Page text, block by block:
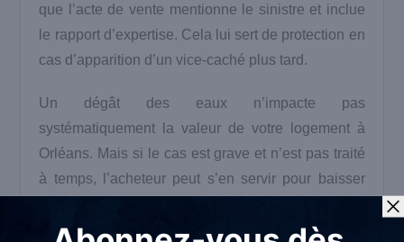
que l’acte de vente mentionne le sinistre et inclue
le rapport d’expertise. Cela lui sert de protection en
cas d’apparition d’un vice-caché plus tard.
Un dégât des eaux n’impacte pas
systématiquement la valeur de votre logement à
Orléans. Mais si le cas est grave et n’est pas traité
à temps, l’acheteur peut s’en servir pour baisser
arriver quand on s’y attend le moins. Dans ce cas,